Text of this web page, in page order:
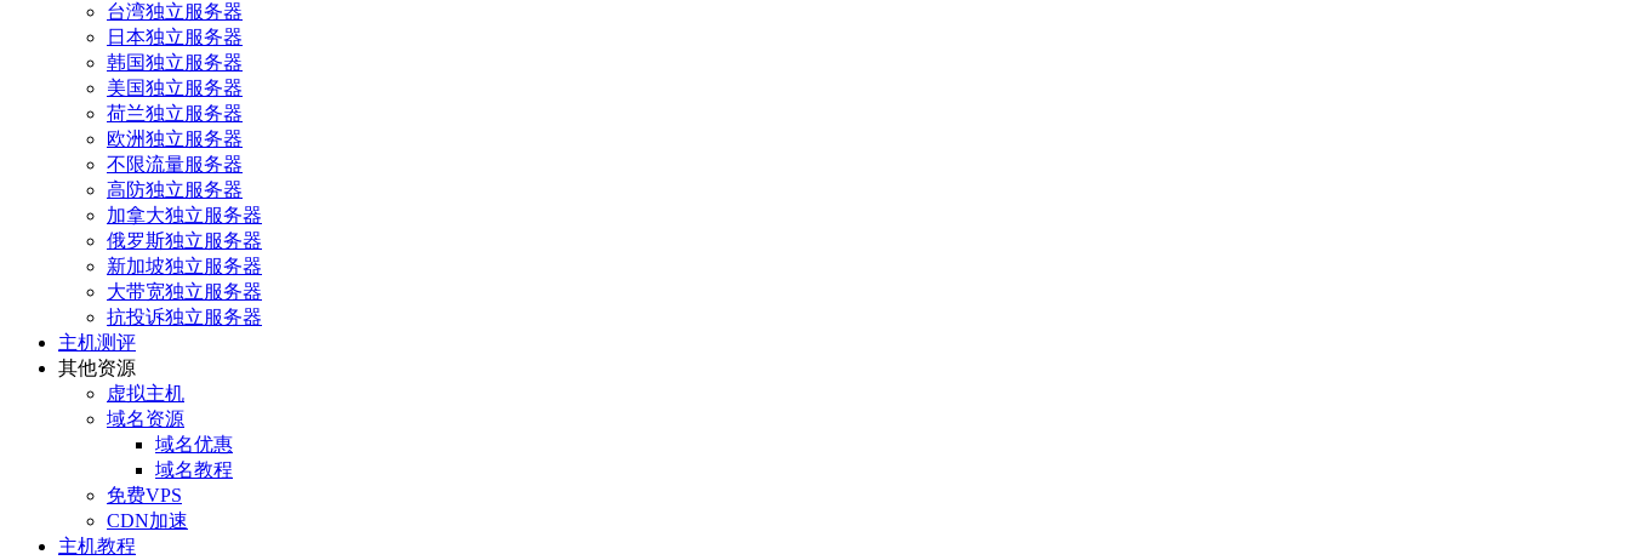
台湾独立服务器
日本独立服务器
韩国独立服务器
美国独立服务器
荷兰独立服务器
欧洲独立服务器
不限流量服务器
高防独立服务器
加拿大独立服务器
俄罗斯独立服务器
新加坡独立服务器
大带宽独立服务器
抗投诉独立服务器
主机测评
其他资源
虚拟主机
域名资源
域名优惠
域名教程
免费VPS
CDN加速
主机教程